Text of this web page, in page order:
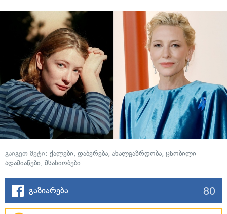
გაიგეთ მეტი: ქალები, დაბერება, ახალგაზრდობა, ცნობილი
ადამიანები, მსახიობები
გაზიარება 80